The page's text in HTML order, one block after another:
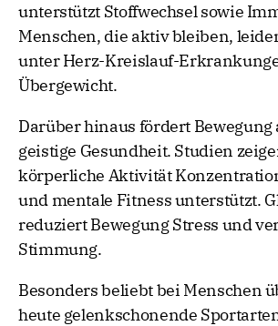
unterstützt Stoffwechsel sowie
Menschen, die aktiv bleiben,
unter Herz-Kreislauf-
Übergewicht.
Darüber hinaus fördert Bewegung
geistige Gesundheit. Studien
körperliche Aktivität
und mentale Fitness unterstützt.
reduziert Bewegung Stress und
Stimmung.
Besonders beliebt bei Menschen
heute gelenkschonende